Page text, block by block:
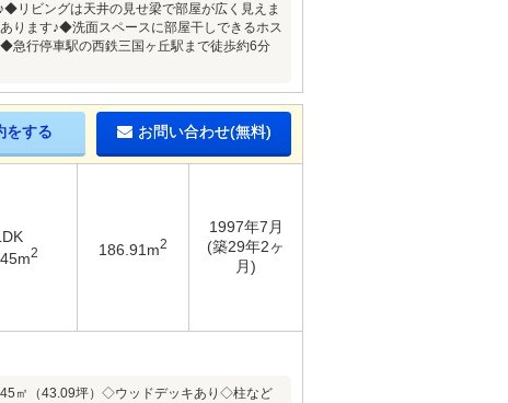
リビングは天井の見せ梁で部屋が広く見えま
ります♪◆洗面スペースに部屋干しできるホス
急行停車駅の西鉄三国ヶ丘駅まで徒歩約6分
をする お問い合わせ(無料)
2 186.91m2
1997年7月
(築29年2ヶ
月)
㎡（43.09坪）◇ウッドデッキあり◇柱など